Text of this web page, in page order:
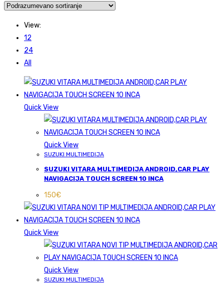
View:
12
24
All
Quick View
Quick View
SUZUKI MULTIMEDIJA
SUZUKI VITARA MULTIMEDIJA ANDROID,CAR PLAY
NAVIGACIJA TOUCH SCREEN 10 INCA
150€
Quick View
Quick View
SUZUKI MULTIMEDIJA